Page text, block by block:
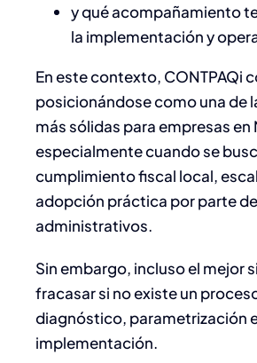
y qué acompañamiento
la implementación y
En este contexto, CONTPAQi
posicionándose como una de
más sólidas para empresas en
especialmente cuando se
cumplimiento fiscal local,
adopción práctica por parte
administrativos.
Sin embargo, incluso el mejor
fracasar si no existe un
diagnóstico, parametrización
implementación.